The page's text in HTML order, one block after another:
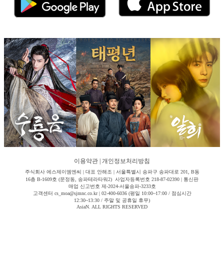
이용약관 개인정보처리방침
주식회사 에스제이엠엔씨 | 대표 안해조 | 서울특별시 송파구 송파대로 201, B동
16층 B-1609호 (문정동, 송파테라타워2) 사업자등록번호 218-87-02390 | 통신판
매업 신고번호 제-2024-서울송파-3233호
고객센터 cs_moa@sjmnc.co.kr | 02-400-6036 (평일 10:00~17:00 / 점심시간
12:30~13:30 / 주말 및 공휴일 휴무)
AsiaN. ALL RIGHTS RESERVED